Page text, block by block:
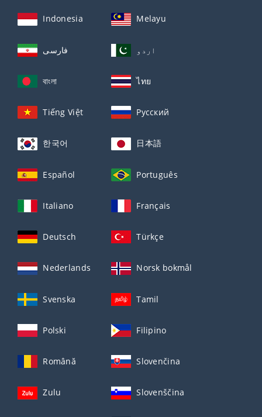
Indonesia Melayu
فارسی اردو
বাংলা ไทย
Tiếng Việt Русский
한국어 日本語
Español Português
Italiano Français
Deutsch Türkçe
Nederlands Norsk bokmål
Svenska Tamil
Polski Filipino
Română Slovenčina
Zulu Slovenščina